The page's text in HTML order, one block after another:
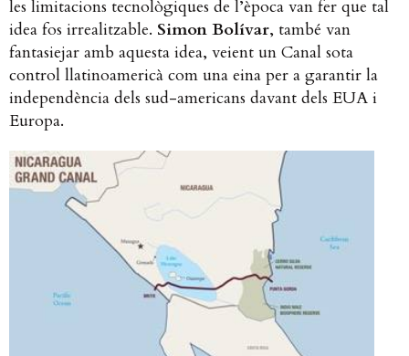
les limitacions tecnològiques de l’època van fer que tal
idea fos irrealitzable. Simon Bolívar, també van
fantasiejar amb aquesta idea, veient un Canal sota
control llatinoamericà com una eina per a garantir la
independència dels sud-americans davant dels EUA i
Europa.